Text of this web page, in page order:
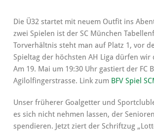
Die Ü32 startet mit neuem Outfit ins
zwei Spielen ist der SC München
Torverhältnis steht man auf Platz 1, vor
Spieltag der höchsten AH Liga dürfen wir
Am 19. Mai um 19:30 Uhr gastiert der FC
Agilolfingerstrasse. Link zum BFV Spiel
Unser früherer Goalgetter und
es sich nicht nehmen lassen, der
spendieren. Jetzt ziert der Schriftzug